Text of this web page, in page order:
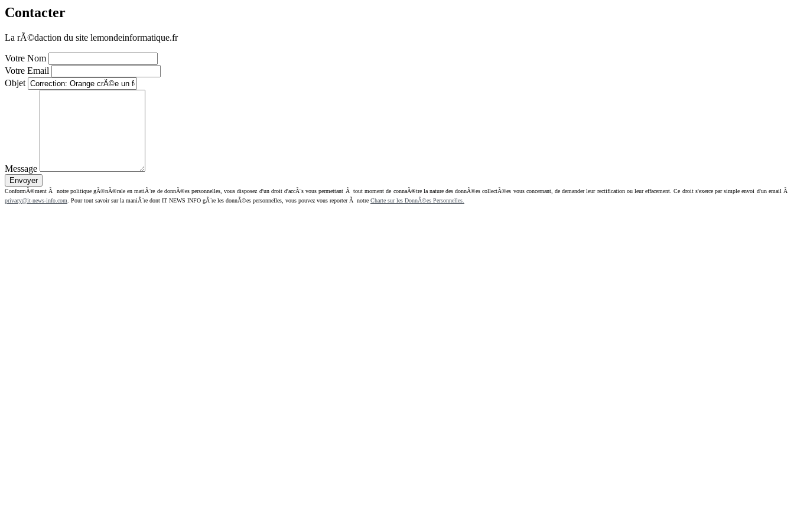
Contacter
La rÃ©daction du site lemondeinformatique.fr
Votre Nom
Votre Email
Objet
Message
ConformÃ©ment Ã notre politique gÃ©nÃ©rale en matiÃ¨re de donnÃ©es personnelles, vous disposez d'un droit d'accÃ¨s vous permettant Ã tout moment de connaÃ®tre la nature des donnÃ©es collectÃ©es vous concernant, de demander leur rectification ou leur effacement. Ce droit s'exerce par simple envoi d'un email Ã
privacy@it-news-info.com . Pour tout savoir sur la maniÃ¨re dont IT NEWS INFO gÃ¨re les donnÃ©es personnelles, vous pouvez vous reporter Ã notre Charte sur les DonnÃ©es Personnelles.